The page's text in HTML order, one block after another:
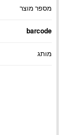
מספר מוצר
barcode
מותג